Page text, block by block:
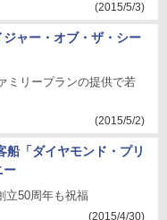
(2015/5/3)
ャー・オブ・ザ・シー
ミリープランの提供で若
(2015/5/2)
船「ダイヤモンド・プリ
ー
立50周年も祝福
(2015/4/30)